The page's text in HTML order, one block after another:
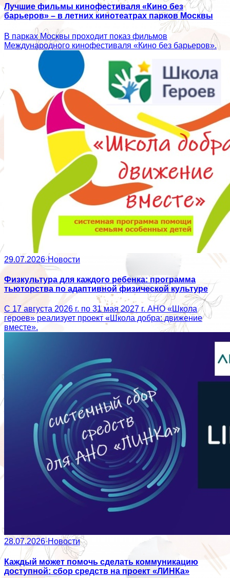
Лучшие фильмы кинофестиваля «Кино без
барьеров» – в летних кинотеатрах парков Москвы
В парках Москвы проходит показ фильмов
Международного кинофестиваля «Кино без барьеров».
29.07.2026·Новости
Физкультура для каждого ребенка: программа
тьюторства по адаптивной физической культуре
С 17 августа 2026 г. по 31 мая 2027 г. АНО «Школа
героев» реализует проект «Школа добра: движение
вместе».
28.07.2026·Новости
Каждый может помочь сделать коммуникацию
доступной: сбор средств на проект «ЛИНКа»